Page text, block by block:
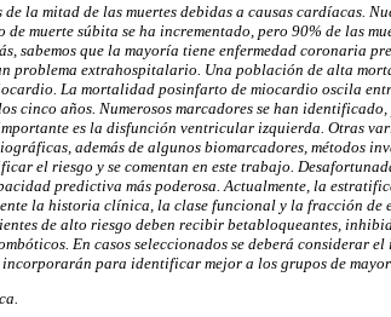
de la mitad de las muertes debidas a causas cardíacas.
muerte súbita se ha incrementado, pero 90% de las
sabemos que la mayoría tiene enfermedad coronaria
problema extrahospitalario. Una población de alta
La mortalidad posinfarto de miocardio oscila
cinco años. Numerosos marcadores se han
es la disfunción ventricular izquierda. Otras
además de algunos biomarcadores, métodos
el riesgo y se comentan en este trabajo.
predictiva más poderosa. Actualmente, la
la historia clínica, la clase funcional y la fracción de
de alto riesgo deben recibir betabloqueantes,
En casos seleccionados se deberá considerar el
para identificar mejor a los grupos de mayor